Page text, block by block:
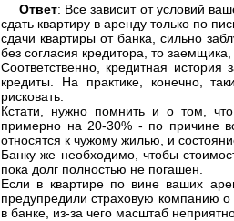
Ответ: Все зависит от условий
сдать квартиру в аренду только по
сдачи квартиры от банка, сильно
без согласия кредитора, то
Соответственно, кредитная
кредиты. На практике, конечно,
рисковать.
Кстати, нужно помнить и о том,
примерно на 20-30% - по причине
относятся к чужому жилью, и
Банку же необходимо, чтобы
пока долг полностью не погашен.
Если в квартире по вине ваших
предупредили страховую компанию о
в банке, из-за чего масштаб